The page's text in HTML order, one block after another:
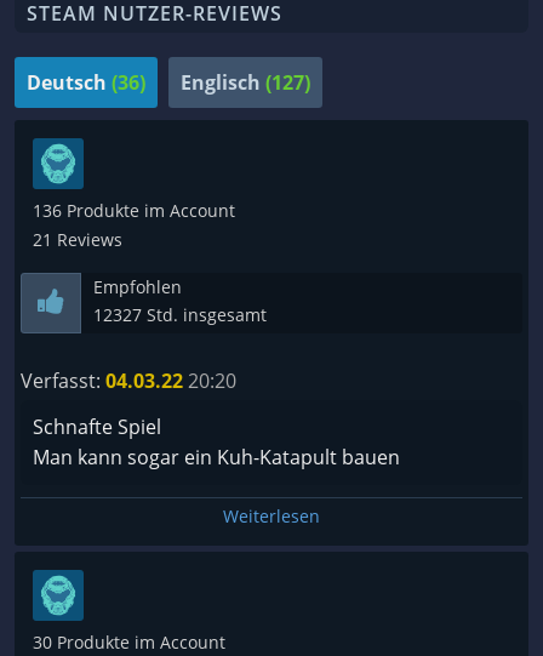
STEAM NUTZER-REVIEWS
Deutsch (36) Englisch (127)
136 Produkte im Account
21 Reviews
Empfohlen
12327 Std. insgesamt
Verfasst: 04.03.2220:20
Schnafte Spiel
Man kann sogar ein Kuh-Katapult bauen
Weiterlesen
30 Produkte im Account